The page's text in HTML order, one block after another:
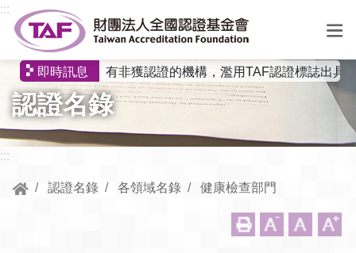
跳到中央內容區塊
:::
選
即時訊息 有非獲認證的機構，濫用TAF認證標誌出具
認證名錄
:::
認證名錄 各領域名錄 健康檢查部門